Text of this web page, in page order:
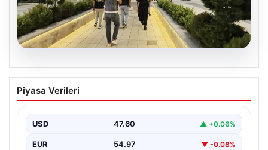
05.08.2026
Menderes Belediyesi Soruşturmasında
Firari Başkan Yardımcısı Yakalandı
soruşturma kapsamında, Belediye Başkan Yardımcısı
Rüzgar Sönmez,…
Piyasa Verileri
USD 47.60 ▲ +0.06%
EUR 54.97 ▼ -0.08%